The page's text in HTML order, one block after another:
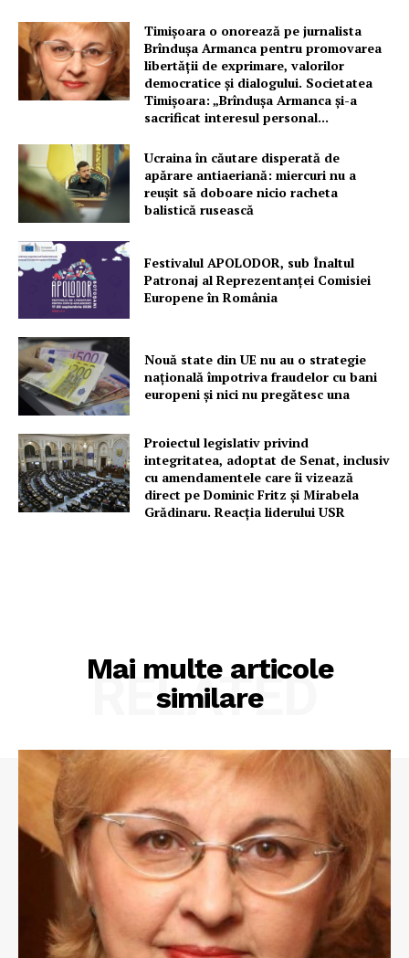
Un proiect
FREEDOM HOUSE ROMÂNIA
PRESShub
Despre noi / Echipa
Rețea
Contact
Timișoara o onorează pe jurnalista
Brîndușa Armanca pentru promovarea
libertății de exprimare, valorilor
democratice și dialogului. Societatea
Timișoara: „Brîndușa Armanca și-a
sacrificat interesul personal...
Ucraina în căutare disperată de
apărare antiaeriană: miercuri nu a
reușit să doboare nicio racheta
balistică rusească
Festivalul APOLODOR, sub Înaltul
Patronaj al Reprezentanței Comisiei
Europene în România
Nouă state din UE nu au o strategie
națională împotriva fraudelor cu bani
europeni și nici nu pregătesc una
Proiectul legislativ privind
integritatea, adoptat de Senat, inclusiv
cu amendamentele care îi vizează
direct pe Dominic Fritz și Mirabela
Grădinaru. Reacția liderului USR
Mai multe articole
similare
RELATED